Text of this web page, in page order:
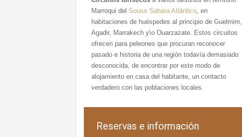
Marroqui del Souss Sahara Atlántico, en
habitaciones de huéspedes al principio de Guelmim,
Agadir, Marrakech y\o Ouarzazate. Estos circuitos
ofrecen para peleones que procuran reconocer
pasado e historia de una región todavía demasiado
desconocida, de encontrar por este modo de
alojamiento en casa del habitante, un contacto
verdadero con las poblaciones locales.
Reservas e información